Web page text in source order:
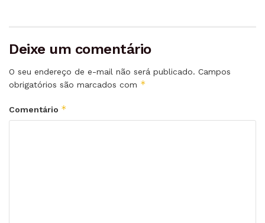
Deixe um comentário
O seu endereço de e-mail não será publicado. Campos
obrigatórios são marcados com *
Comentário *